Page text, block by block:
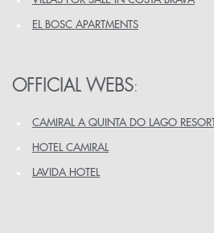
EL BOSC APARTMENTS
OFFICIAL WEBS:
CAMIRAL A QUINTA DO LAGO RESORT
HOTEL CAMIRAL
LAVIDA HOTEL